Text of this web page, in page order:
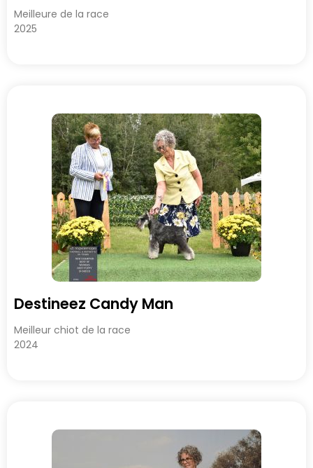
Meilleure de la race
2025
Destineez Candy Man
Meilleur chiot de la race
2024